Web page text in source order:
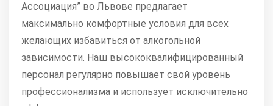
Ассоциация” во Львове предлагает
максимально комфортные условия для всех
желающих избавиться от алкогольной
зависимости. Наш высококвалифицированный
персонал регулярно повышает свой уровень
профессионализма и использует исключительно